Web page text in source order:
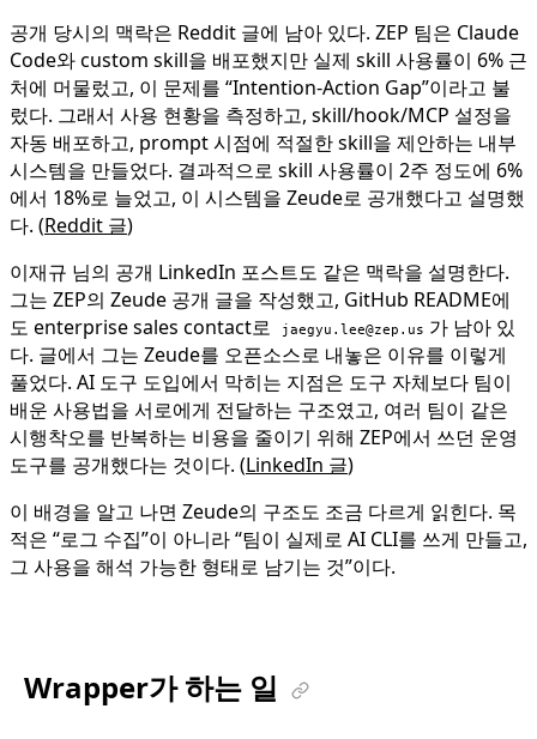
공개 당시의 맥락은 Reddit 글에 남아 있다. ZEP 팀은 Claude
Code와 custom skill을 배포했지만 실제 skill 사용률이 6% 근
처에 머물렀고, 이 문제를 “Intention-Action Gap”이라고 불
렀다. 그래서 사용 현황을 측정하고, skill/hook/MCP 설정을
자동 배포하고, prompt 시점에 적절한 skill을 제안하는 내부
시스템을 만들었다. 결과적으로 skill 사용률이 2주 정도에 6%
에서 18%로 늘었고, 이 시스템을 Zeude로 공개했다고 설명했
다. (Reddit 글)
이재규 님의 공개 LinkedIn 포스트도 같은 맥락을 설명한다.
그는 ZEP의 Zeude 공개 글을 작성했고, GitHub README에
도 enterprise sales contact로
jaegyu.lee@zep.us 가 남아 있
다. 글에서 그는 Zeude를 오픈소스로 내놓은 이유를 이렇게
풀었다. AI 도구 도입에서 막히는 지점은 도구 자체보다 팀이
배운 사용법을 서로에게 전달하는 구조였고, 여러 팀이 같은
시행착오를 반복하는 비용을 줄이기 위해 ZEP에서 쓰던 운영
도구를 공개했다는 것이다. (LinkedIn 글)
이 배경을 알고 나면 Zeude의 구조도 조금 다르게 읽힌다. 목
적은 “로그 수집”이 아니라 “팀이 실제로 AI CLI를 쓰게 만들고,
그 사용을 해석 가능한 형태로 남기는 것”이다.
Wrapper가 하는 일